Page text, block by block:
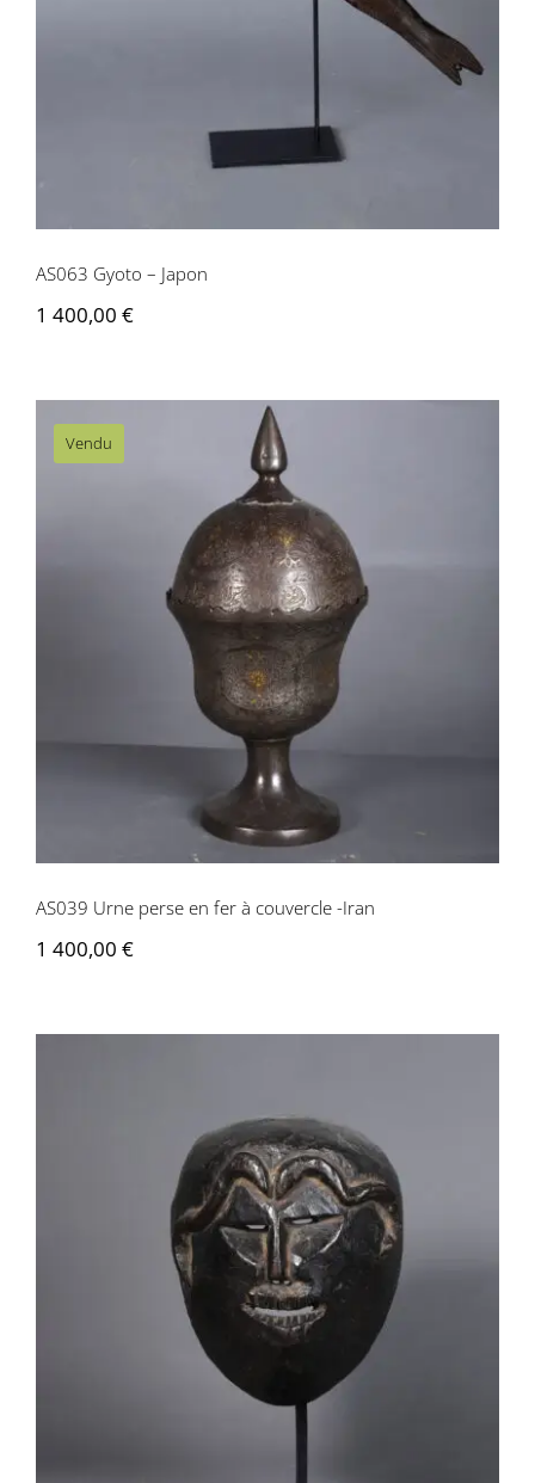
AS063 Gyoto – Japon
1 400,00 €
Vendu
AS039 Urne perse en fer à couvercle -
Iran
AS039 Urne perse en fer à couvercle -Iran
1 400,00 €
AS025 Masque – Népal